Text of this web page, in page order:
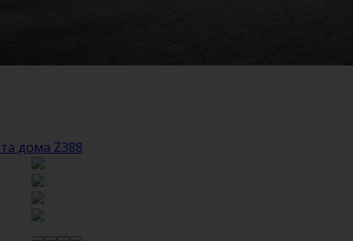
дома Z388